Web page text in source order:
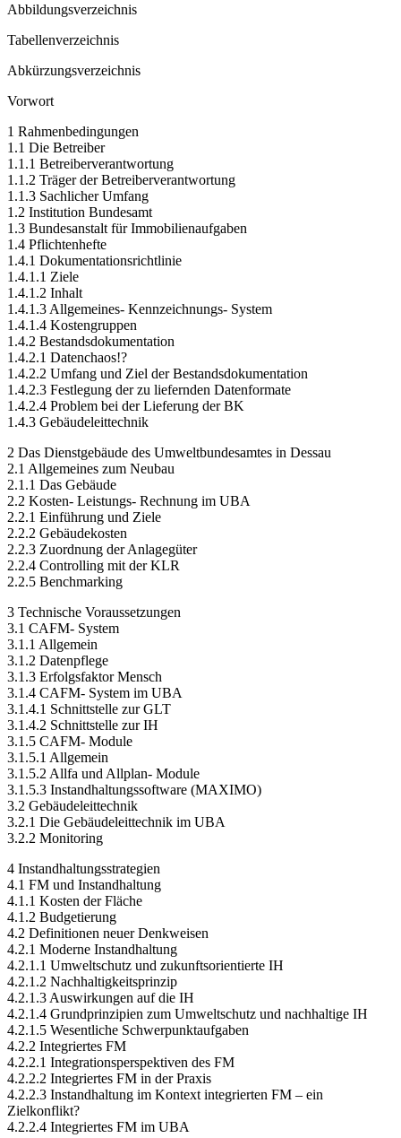
Abbildungsverzeichnis
Tabellenverzeichnis
Abkürzungsverzeichnis
Vorwort
1 Rahmenbedingungen
1.1 Die Betreiber
1.1.1 Betreiberverantwortung
1.1.2 Träger der Betreiberverantwortung
1.1.3 Sachlicher Umfang
1.2 Institution Bundesamt
1.3 Bundesanstalt für Immobilienaufgaben
1.4 Pflichtenhefte
1.4.1 Dokumentationsrichtlinie
1.4.1.1 Ziele
1.4.1.2 Inhalt
1.4.1.3 Allgemeines- Kennzeichnungs- System
1.4.1.4 Kostengruppen
1.4.2 Bestandsdokumentation
1.4.2.1 Datenchaos!?
1.4.2.2 Umfang und Ziel der Bestandsdokumentation
1.4.2.3 Festlegung der zu liefernden Datenformate
1.4.2.4 Problem bei der Lieferung der BK
1.4.3 Gebäudeleittechnik
2 Das Dienstgebäude des Umweltbundesamtes in Dessau
2.1 Allgemeines zum Neubau
2.1.1 Das Gebäude
2.2 Kosten- Leistungs- Rechnung im UBA
2.2.1 Einführung und Ziele
2.2.2 Gebäudekosten
2.2.3 Zuordnung der Anlagegüter
2.2.4 Controlling mit der KLR
2.2.5 Benchmarking
3 Technische Voraussetzungen
3.1 CAFM- System
3.1.1 Allgemein
3.1.2 Datenpflege
3.1.3 Erfolgsfaktor Mensch
3.1.4 CAFM- System im UBA
3.1.4.1 Schnittstelle zur GLT
3.1.4.2 Schnittstelle zur IH
3.1.5 CAFM- Module
3.1.5.1 Allgemein
3.1.5.2 Allfa und Allplan- Module
3.1.5.3 Instandhaltungssoftware (MAXIMO)
3.2 Gebäudeleittechnik
3.2.1 Die Gebäudeleittechnik im UBA
3.2.2 Monitoring
4 Instandhaltungsstrategien
4.1 FM und Instandhaltung
4.1.1 Kosten der Fläche
4.1.2 Budgetierung
4.2 Definitionen neuer Denkweisen
4.2.1 Moderne Instandhaltung
4.2.1.1 Umweltschutz und zukunftsorientierte IH
4.2.1.2 Nachhaltigkeitsprinzip
4.2.1.3 Auswirkungen auf die IH
4.2.1.4 Grundprinzipien zum Umweltschutz und nachhaltige IH
4.2.1.5 Wesentliche Schwerpunktaufgaben
4.2.2 Integriertes FM
4.2.2.1 Integrationsperspektiven des FM
4.2.2.2 Integriertes FM in der Praxis
4.2.2.3 Instandhaltung im Kontext integrierten FM – ein
Zielkonflikt?
4.2.2.4 Integriertes FM im UBA